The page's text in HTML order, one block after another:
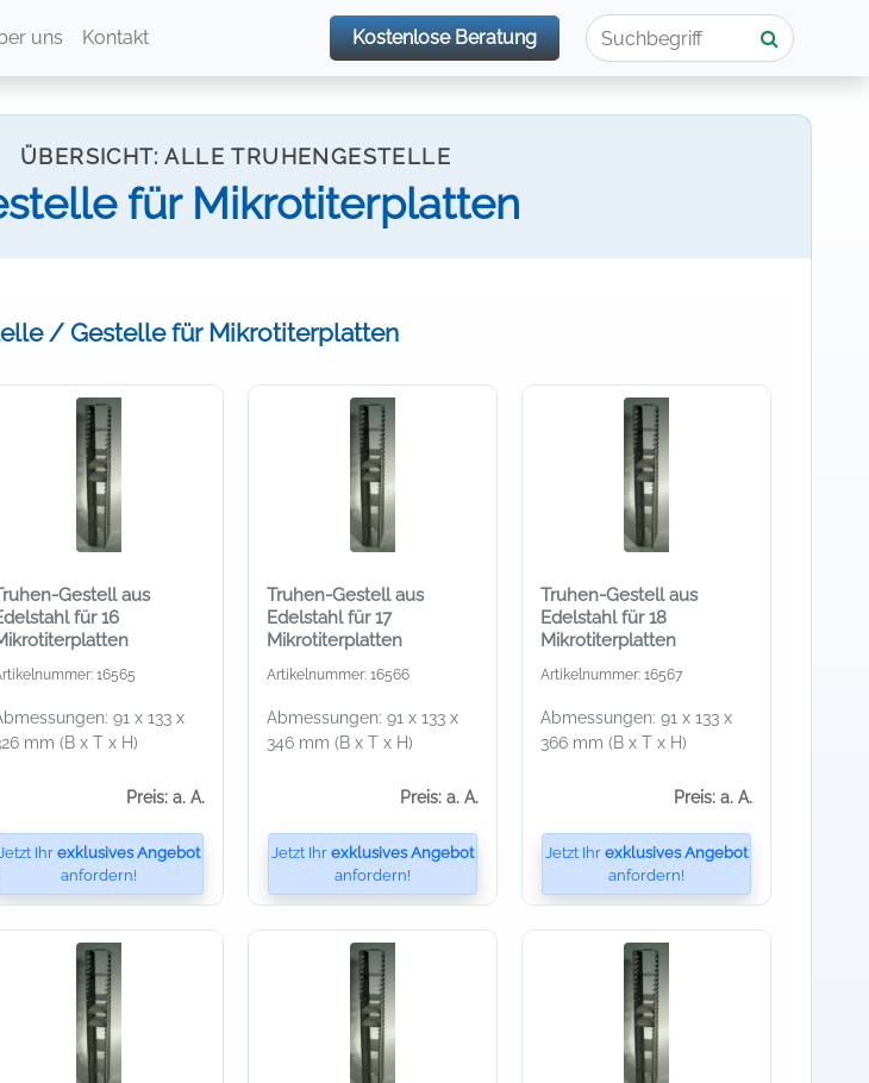
uns Kontakt Kostenlose Beratung
ÜBERSICHT: ALLE TRUHENGESTELLE
für Mikrotiterplatten
/ Gestelle für Mikrotiterplatten
Gestell aus
für 16
16565
91 x 133 x
mm (B x T x H)
Preis: a. A.
Jetzt Ihr exklusives Angebot
anfordern!
Truhen-Gestell aus
Edelstahl für 17
Mikrotiterplatten
Artikelnummer: 16566
Abmessungen: 91 x 133 x
346 mm (B x T x H)
Preis: a. A.
Jetzt Ihr exklusives Angebot
anfordern!
Truhen-Gestell aus
Edelstahl für 18
Mikrotiterplatten
Artikelnummer: 16567
Abmessungen: 91 x 133 x
366 mm (B x T x H)
Preis: a. A.
Jetzt Ihr exklusives Angebot
anfordern!